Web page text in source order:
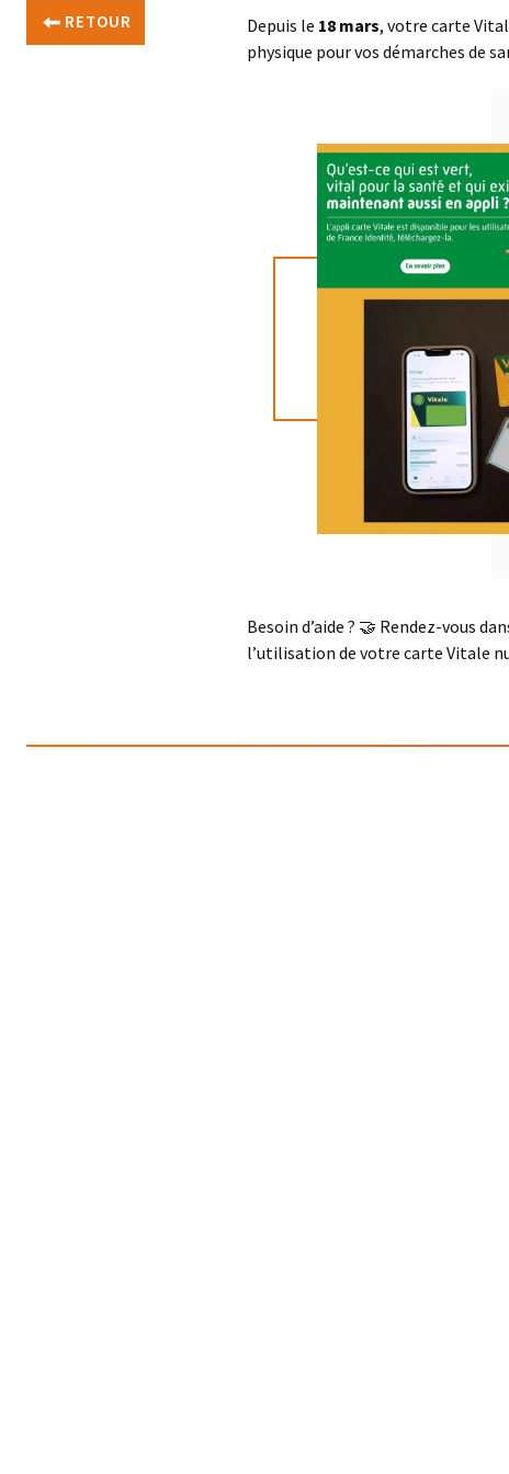
RETOUR Depuis le 18 mars, votre carte
physique pour vos démarches de
Besoin d’aide ? 🤝 Rendez-vous
l’utilisation de votre carte Vitale